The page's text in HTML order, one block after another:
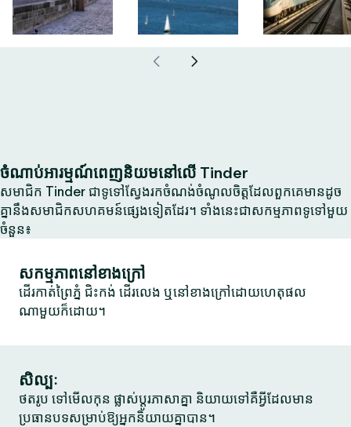
ចំណាប់អារម្មណ៍ពេញនិយមនៅលើ Tinder
សមាជិក Tinder ជាទូទៅស្វែងរកចំណង់ចំណូលចិត្តដែលពួកគេមានដូច
គ្នានឹងសមាជិកសហគមន៍ផ្សេងទៀតដែរ។ ទាំងនេះជាសកម្មភាពទូទៅមួយ
ចំនួន៖
សកម្មភាពនៅខាងក្រៅ
ដើរកាត់ព្រៃភ្នំ ជិះកង់ ដើរលេង ឬនៅខាងក្រៅដោយហេតុផល
ណាមួយក៏ដោយ។
សិល្បៈ
ថតរូប ទៅមើលកុន ផ្លាស់ប្តូរភាសាគ្នា និយាយទៅគឺអ្វីដែលមាន
ប្រធានបទសម្រាប់ឱ្យអ្នកនិយាយគ្នាបាន។